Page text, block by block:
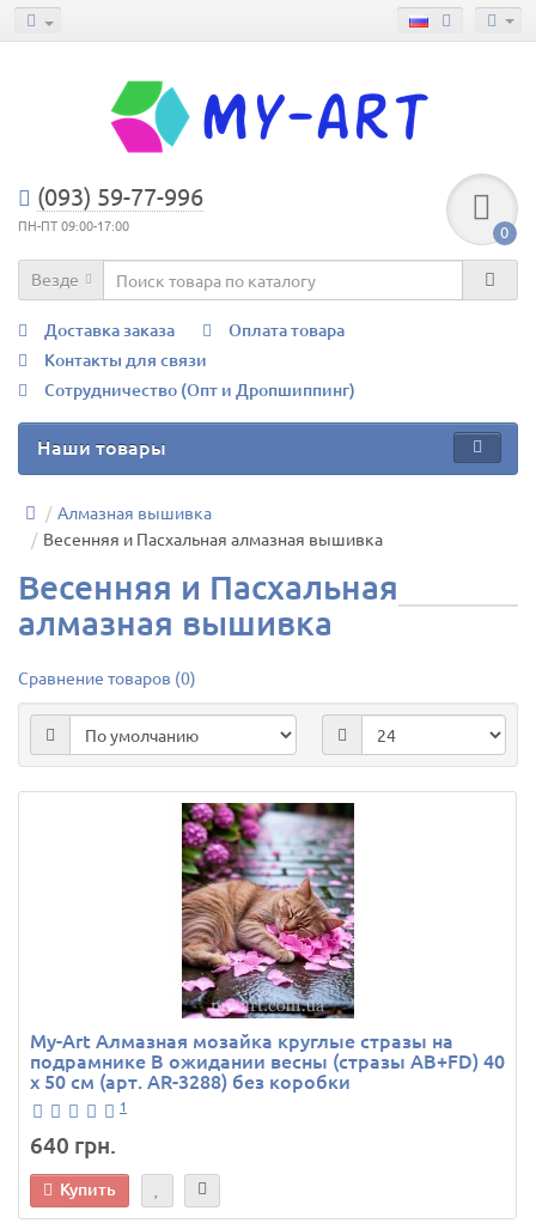
(093) 59-77-996
ПН-ПТ 09:00-17:00 0
Везде
Доставка заказа
Оплата товара
Контакты для связи
Сотрудничество (Опт и Дропшиппинг)
Наши товары
Алмазная вышивка
Весенняя и Пасхальная алмазная вышивка
Весенняя и Пасхальная
алмазная вышивка
Сравнение товаров (0)
My-Art Алмазная мозайка круглые стразы на
подрамнике В ожидании весны (стразы AB+FD) 40
х 50 см (арт. AR-3288) без коробки
1
640 грн.
Купить